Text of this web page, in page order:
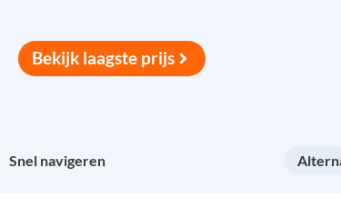
Bekijk laagste prijs
Snel navigeren